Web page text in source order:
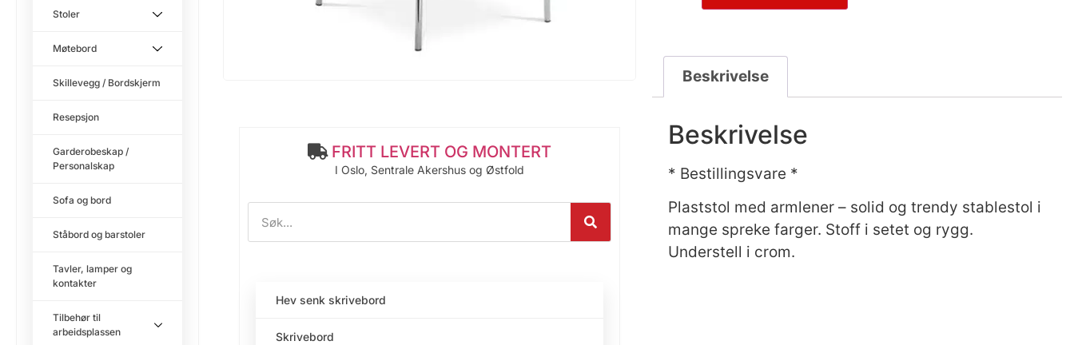
Stoler
Møtebord
Skillevegg / Bordskjerm
Resepsjon
Garderobeskap /
Personalskap
Sofa og bord
Ståbord og barstoler
Tavler, lamper og
kontakter
Tilbehør til
arbeidsplassen
FRITT LEVERT OG MONTERT
I Oslo, Sentrale Akershus og Østfold
Hev senk skrivebord
Skrivebord
Beskrivelse
Beskrivelse
* Bestillingsvare *
Plaststol med armlener – solid og trendy stablestol i
mange spreke farger. Stoff i setet og rygg.
Understell i crom.